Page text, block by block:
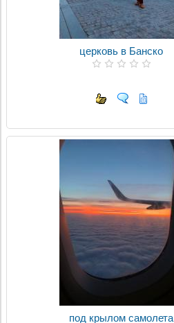
церковь в Банско
под крылом самолета